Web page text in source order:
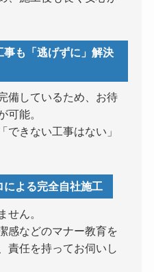
も「逃げずに」解決
備しているため、お待
可能。
できない工事はない」
による完全自社施工
せん。
感などのマナー教育を
責任を持ってお伺いし